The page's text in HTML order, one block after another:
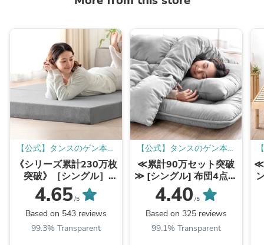
【公式】タンスのゲン本店
- 家具・インテリアのネッ
ト通販
《シリーズ累計230万枚
突破》［シングル］
「純」高反発(R) マット
レス 3つ折りタイプ 厚
み10cm 全部洗える 折
りたたみ エコテックス
三つ折り 高反発マット
4.65/5
Based on 543 reviews
99.3% Transparent
【公式】タンスのゲン本店
- 家具・インテリアのネッ
ト通販
≪累計90万セット突破
≫ [シングル] 布団4点セ
ット 固綿入り 増量
1.5kg 洗える 抗菌 防臭
防カビ 〔61140237〕
4.40 /5
Based on 325 reviews
99.1% Transparent
-
≪